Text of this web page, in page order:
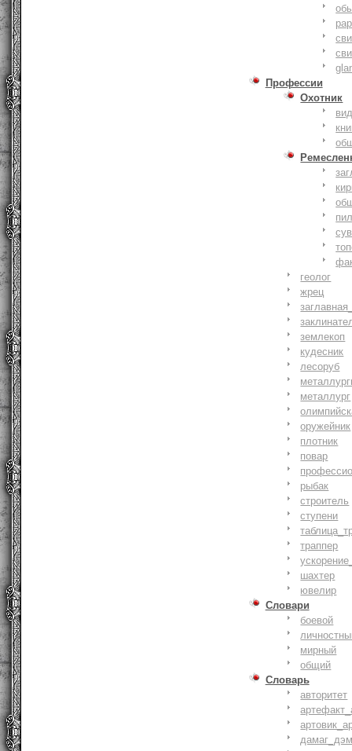
Профессии
Охотник
геолог
жрец
землекоп
кудесник
лесоруб
металлург
оружейник
плотник
повар
рыбак
строитель
ступени
траппер
шахтер
ювелир
Словари
боевой
мирный
общий
Словарь
авторитет